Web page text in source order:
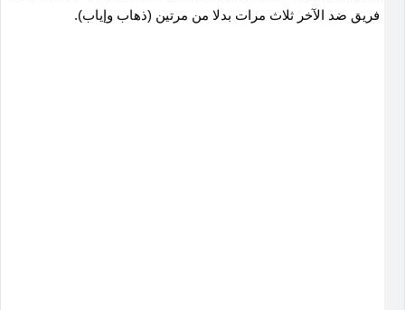
فريق ضد الآخر ثلاث مرات بدلا من مرتين (ذهاب وإياب).